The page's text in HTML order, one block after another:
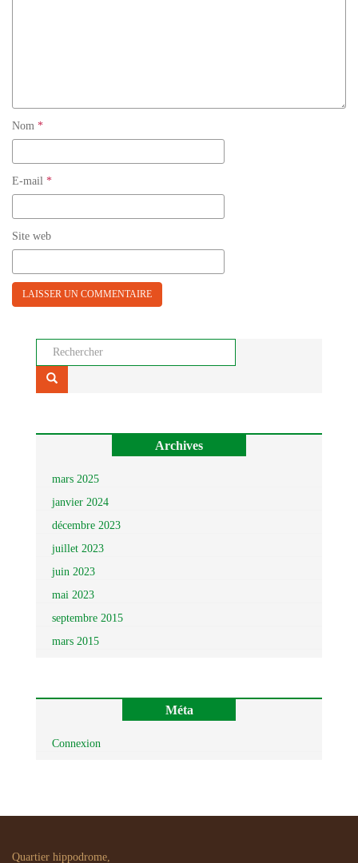
Nom *
E-mail *
Site web
Archives
mars 2025
janvier 2024
décembre 2023
juillet 2023
juin 2023
mai 2023
septembre 2015
mars 2015
Méta
Connexion
Quartier hippodrome,